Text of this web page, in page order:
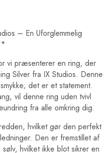
– En Uforglemmelig
vi præsenterer en ring, der
Silver fra IX Studios. Denne
det er et statement.
vil denne ring uden tvivl
fra alle omkring dig.
hvilket gør den perfekt
Den er fremstillet af
hvilket ikke blot sikrer en